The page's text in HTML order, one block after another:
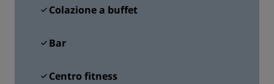
Colazione a buffet
Bar
Centro fitness